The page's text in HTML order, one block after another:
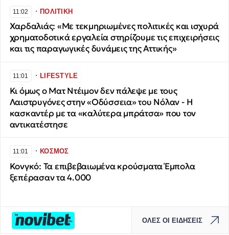
11:02 ∙ΠΟΛΙΤΙΚΗ
Χαρδαλιάς: «Με τεκμηριωμένες πολιτικές και ισχυρά
χρηματοδοτικά εργαλεία στηρίζουμε τις επιχειρήσεις
και τις παραγωγικές δυνάμεις της Αττικής»
11:01 ∙LIFESTYLE
Κι όμως ο Ματ Ντέιμον δεν πάλεψε με τους
Λαιστρυγόνες στην «Οδύσσεια» του Νόλαν - Η
κασκαντέρ με τα «καλύτερα μπράτσα» που τον
αντικατέστησε
11:01 ∙ΚΟΣΜΟΣ
Κονγκό: Τα επιβεβαιωμένα κρούσματα Έμπολα
ξεπέρασαν τα 4.000
ΟΛΕΣ ΟΙ ΕΙΔΗΣΕΙΣ